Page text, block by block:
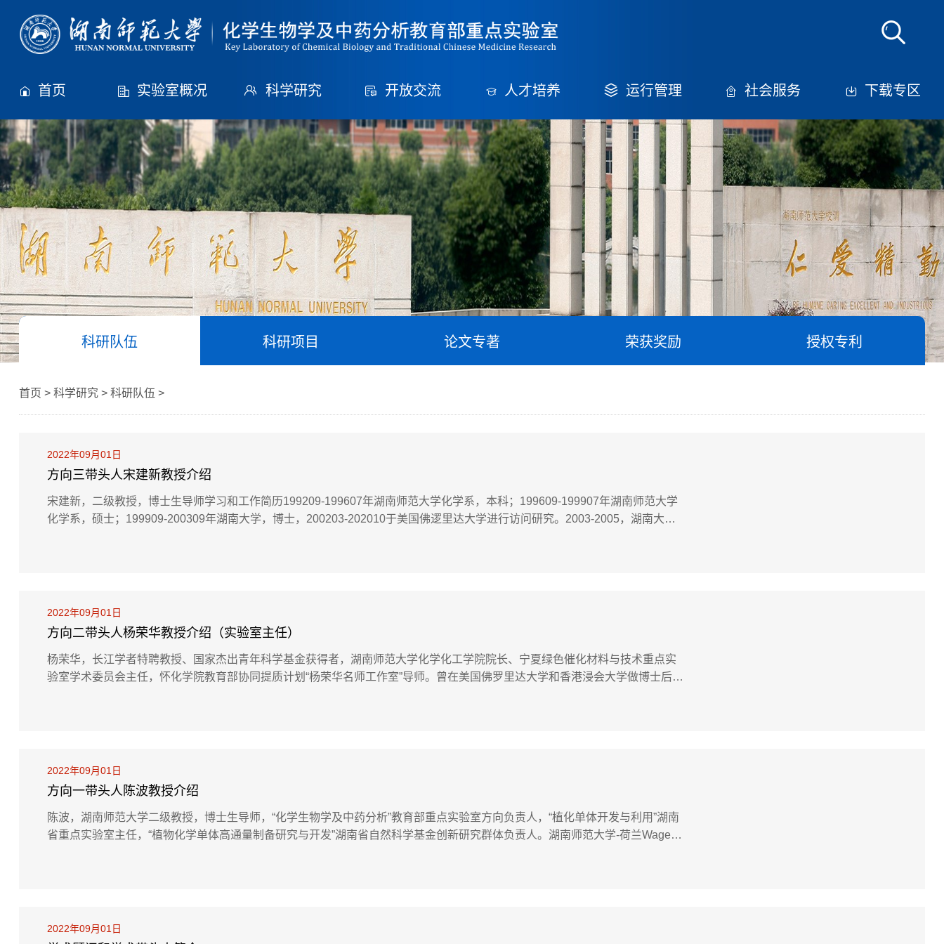
首页 实验室概况 科学研究 开放交流 人才培养 运行管理 社会服务 下载专区
科研队伍 科研项目 论文专著 荣获奖励 授权专利
首页 > 科学研究 > 科研队伍 >
2022年09月01日
方向三带头人宋建新教授介绍
宋建新，二级教授，博士生导师学习和工作简历199209-199607年湖南师范大学化学系，本科；199609-199907年湖南师范大学
化学系，硕士；199909-200309年湖南大学，博士，200203-202010于美国佛逻里达大学进行访问研究。2003-2005，湖南大
2022年09月01日
方向二带头人杨荣华教授介绍（实验室主任）
杨荣华，长江学者特聘教授、国家杰出青年科学基金获得者，湖南师范大学化学化工学院院长、宁夏绿色催化材料与技术重点实
验室学术委员会主任，怀化学院教育部协同提质计划“杨荣华名师工作室”导师。曾在美国佛罗里达大学和香港浸会大学做博士后和
2022年09月01日
方向一带头人陈波教授介绍
陈波，湖南师范大学二级教授，博士生导师，“化学生物学及中药分析”教育部重点实验室方向负责人，“植化单体开发与利用”湖南
省重点实验室主任，“植物化学单体高通量制备研究与开发”湖南省自然科学基金创新研究群体负责人。湖南师范大学-荷兰Wagenin
2022年09月01日